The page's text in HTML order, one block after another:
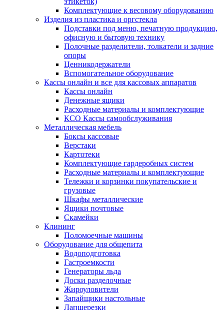
Комплектующие к весовому оборудованию
Изделия из пластика и оргстекла
Подставки под меню, печатную продукцию,
офисную и бытовую технику
Полочные разделители, толкатели и задние
опоры
Ценникодержатели
Вспомогательное оборудование
Кассы онлайн и все для кассовых аппаратов
Кассы онлайн
Денежные ящики
Расходные материалы и комплектующие
КСО Кассы самообслуживания
Металлическая мебель
Боксы кассовые
Верстаки
Картотеки
Комплектующие гардеробных систем
Расходные материалы и комплектующие
Тележки и корзинки покупательские и
грузовые
Шкафы металлические
Ящики почтовые
Скамейки
Клининг
Поломоечные машины
Оборудование для общепита
Водоподготовка
Гастроемкости
Генераторы льда
Доски разделочные
Жироуловители
Запайщики настольные
Лапшерезки